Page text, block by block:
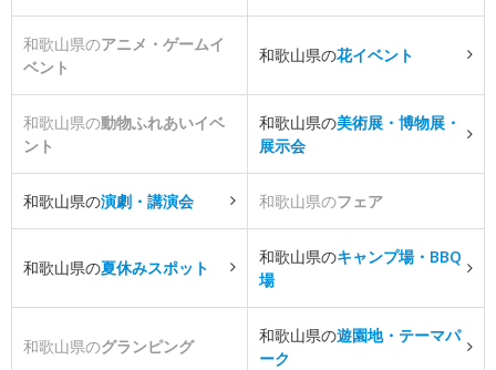
和歌山県のアニメ・ゲームイ
ベント
和歌山県の花イベント
和歌山県の動物ふれあいイベ
ント
和歌山県の美術展・博物展・
展示会
和歌山県の演劇・講演会 和歌山県のフェア
和歌山県の夏休みスポット
和歌山県のキャンプ場・BBQ
場
和歌山県のグランピング
和歌山県の遊園地・テーマパ
ーク